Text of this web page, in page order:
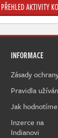
PŘEHLED AKTIVITY
INFORMACE
Zásady
Pravidla
Jak hodnotíme
Inzerce na
Indianovi